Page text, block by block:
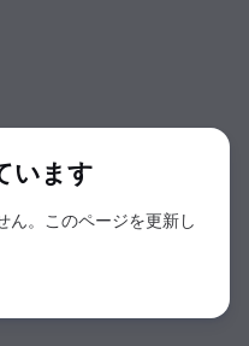
います
ん。このページを更新し